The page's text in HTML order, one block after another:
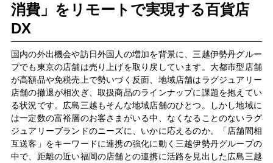
消費」をリモートで実現する百貨店
DX
国内の外出機会や訪日外国人の増加を背景に、三越伊勢丹グルー
プでも東京の店舗は売り上げを取り戻しています。大都市型店舗
が高額品や免税売上で勢いづく反面、地域店舗はラグジュアリー
店舗の撤退が相次ぎ、取扱商品のラインナップに課題を抱えてい
る状況です。広島三越もそんな地域店舗のひとつ。しかし地域に
は一定数の富裕層のお客さまがいる中、なくなることのないラグ
ジュアリーブランドのニーズに、いかに応えるのか。「店舗間相
互送客」をキーワードに連携の強化に動く三越伊勢丹グループの
中で、距離の近い福岡の店舗との連携に活路を見出した広島三越